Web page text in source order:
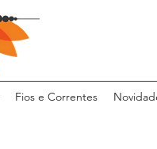
Fios e Correntes